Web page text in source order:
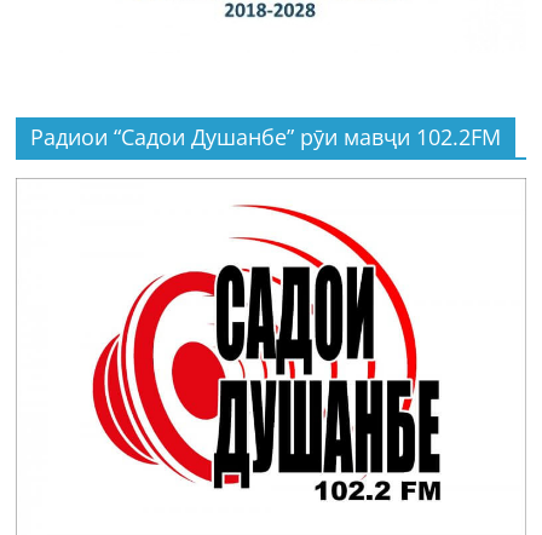
Радиои “Садои Душанбе” рӯи мавҷи 102.2FM